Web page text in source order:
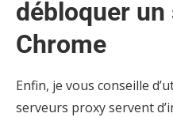
débloquer
Chrome
Enfin, je vous conseille
serveurs proxy servent